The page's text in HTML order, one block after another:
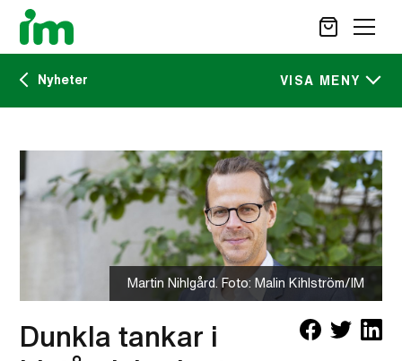
VAD VI GÖR
VAD DU KAN GÖRA
SÖK
Nyheter VISA MENY
IM:s tidskrift
Martin Nihlgård. Foto: Malin Kihlström/IM
Dunkla tankar i